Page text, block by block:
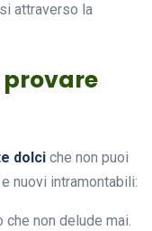
attraverso la
dolci che non puoi
nuovi intramontabili:
che non delude mai.